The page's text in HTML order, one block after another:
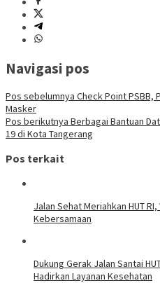
Navigasi pos
Pos sebelumnya Check Point PSBB,
Masker
Pos berikutnya Berbagai Bantuan
19 di Kota Tangerang
Pos terkait
Jalan Sehat Meriahkan HUT
Kebersamaan
Dukung Gerak Jalan Santai
Hadirkan Layanan Kesehatan